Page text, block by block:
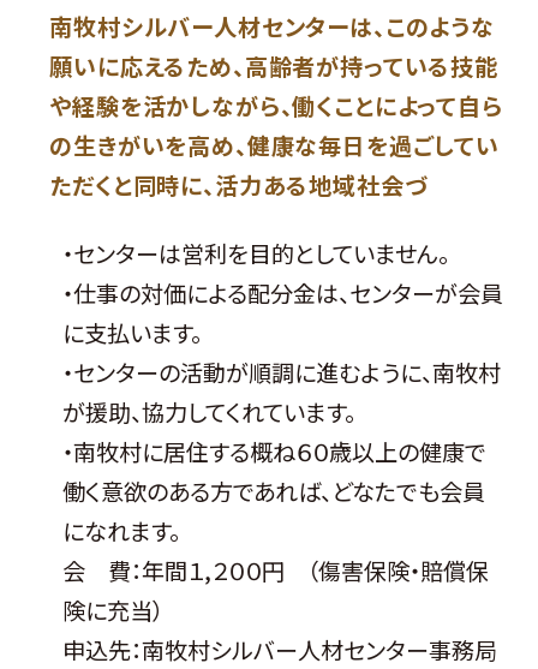
南牧村シルバー人材センターは、このような
願いに応えるため、高齢者が持っている技能
や経験を活かしながら、働くことによって自ら
の生きがいを高め、健康な毎日を過ごしてい
ただくと同時に、活力ある地域社会づ
・センターは営利を目的としていません。
・仕事の対価による配分金は、センターが会員
に支払います。
・センターの活動が順調に進むように、南牧村
が援助、協力してくれています。
・南牧村に居住する概ね６０歳以上の健康で
働く意欲のある方であれば、どなたでも会員
になれます。
会 費：年間１,２００円 （傷害保険・賠償保
険に充当）
申込先：南牧村シルバー人材センター事務局